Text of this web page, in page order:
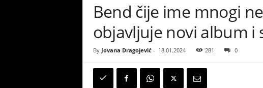
Bend čije ime mnogi
objavljuje novi album i
By Jovana Dragojević- 18.01.2024 281 0